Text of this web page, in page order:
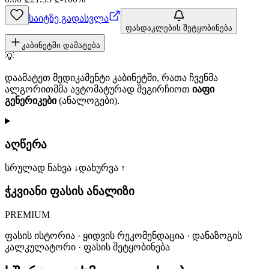
საიტზე გადასვლა
ფასდაკლების შეტყობინება
კაბინეტში დამატება
💡
დაამატეთ მედიკამენტი კაბინეტში, რათა ჩვენმა
ალგორითმმა ავტომატურად შეგირჩიოთ იაფი
გენერიკები(ანალოგები).
აღწერა
სრულად ნახვა ↓დახურვა ↑
ჭკვიანი ფასის ანალიზი
PREMIUM
ფასის ისტორია · ყიდვის რეკომენდაცია · დანაზოგის
კალკულატორი · ფასის შეტყობინება